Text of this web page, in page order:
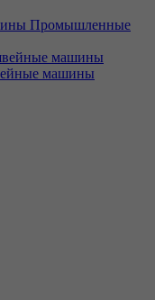
Промышленные
машины
машины